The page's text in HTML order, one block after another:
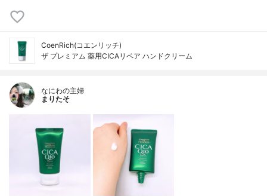
CoenRich(コエンリッチ)
ザ プレミアム 薬用CICAリペア ハンドクリーム
なにわの主婦
まりたそ